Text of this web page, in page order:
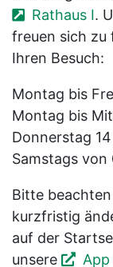
Rathaus I.
freuen sich zu
Ihren Besuch:
Montag bis
Montag bis
Donnerstag
Samstags von
Bitte
kurzfristig
auf der
unsere
App